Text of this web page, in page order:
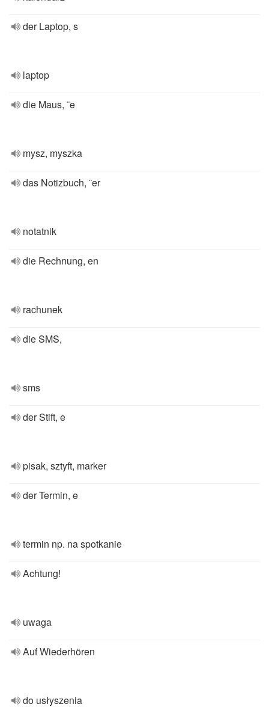
der Laptop, s
laptop
die Maus, ¨e
mysz, myszka
das Notizbuch, ¨er
notatnik
die Rechnung, en
rachunek
die SMS,
sms
der Stift, e
pisak, sztyft, marker
der Termin, e
termin np. na spotkanie
Achtung!
uwaga
Auf Wiederhören
do usłyszenia